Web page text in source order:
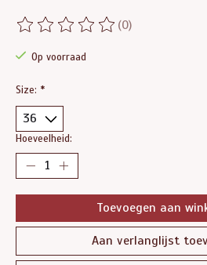
De beoordeling van dit product is
(0)
Op voorraad
Size: *
Hoeveelheid:
Toevoegen aan
Aan verlanglijst